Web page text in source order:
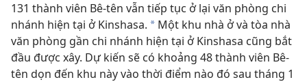
131 thành viên Bê-tên vẫn tiếp tục ở lại văn phòng chi
nhánh hiện tại ở Kinshasa. a Một khu nhà ở và tòa nhà
văn phòng gần chi nhánh hiện tại ở Kinshasa cũng bắt
đầu được xây. Dự kiến sẽ có khoảng 48 thành viên Bê-
tên dọn đến khu này vào thời điểm nào đó sau tháng 1